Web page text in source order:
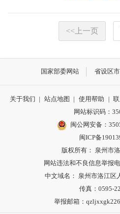
<<上一页
国家部委网站 省设区
关于我们 | 站点地图 | 使用帮助 |
网站标识码：
闽公网安备：
闽ICP备
版权所有： 泉州市
网站违法和不良信息举报
中文域名： 泉州市洛江区
传真：0595-
举报邮箱：